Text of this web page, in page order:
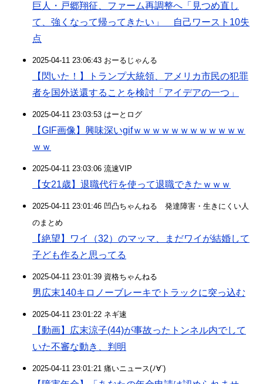
巨人・戸郷翔征、ファーム再調整へ「見つめ直し
て、強くなって帰ってきたい」 自己ワースト10失
点
2025-04-11 23:06:43 おーるじゃんる
【閃いた！】トランプ大統領、アメリカ市民の犯罪
者を国外送還することを検討「アイデアの一つ」
2025-04-11 23:03:53 はーとログ
【GIF画像】興味深いgifｗｗｗｗｗｗｗｗｗｗｗｗ
ｗｗ
2025-04-11 23:03:06 流速VIP
【女21歳】退職代行を使って退職できたｗｗｗ
2025-04-11 23:01:46 凹凸ちゃんねる 発達障害・生きにくい人
のまとめ
【絶望】ワイ（32）のマッマ、まだワイが結婚して
子ども作ると思ってる
2025-04-11 23:01:39 資格ちゃんねる
男広末140キロノーブレーキでトラックに突っ込む
2025-04-11 23:01:22 ネギ速
【動画】広末涼子(44)が事故ったトンネル内でして
いた不審な動き、判明
2025-04-11 23:01:21 痛いニュース(ﾉ∀`)